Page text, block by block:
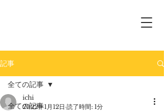
記事
全ての記事
全ての記事
ichi
2022年1月12日 読了時間: 1分